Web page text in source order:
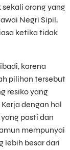
orang yang
Negri Sipil,
ketika tidak
karena
pilihan tersebut
resiko yang
dengan hal
pasti dan
mempunyai
lebih besar dari